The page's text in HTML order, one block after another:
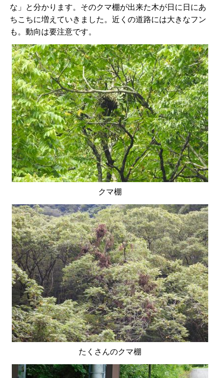
な」と分かります。そのクマ棚が出来た木が日に日にあ
ちこちに増えていきました。近くの道路には大きなフン
も。動向は要注意です。
クマ棚
たくさんのクマ棚